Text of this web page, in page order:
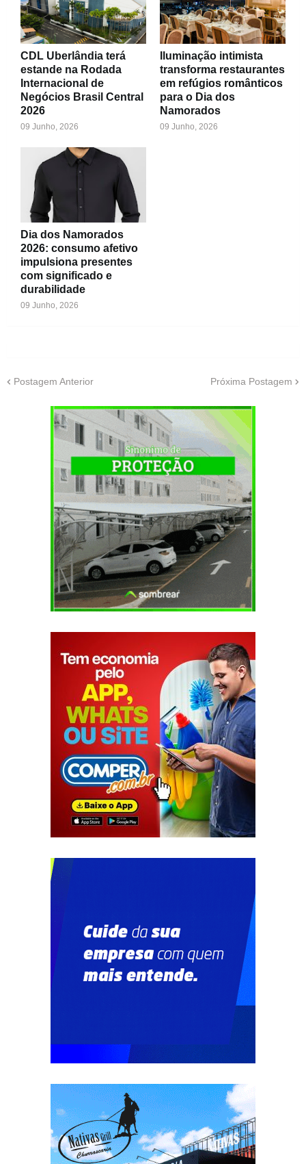
CDL Uberlândia terá
estande na Rodada
Internacional de
Negócios Brasil Central
2026
09 Junho, 2026
Iluminação intimista
transforma restaurantes
em refúgios românticos
para o Dia dos
Namorados
09 Junho, 2026
Dia dos Namorados
2026: consumo afetivo
impulsiona presentes
com significado e
durabilidade
09 Junho, 2026
Postagem Anterior Próxima Postagem